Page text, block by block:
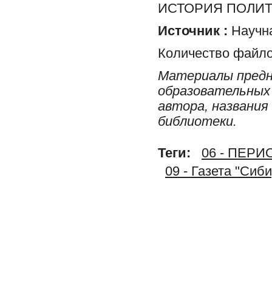
ИСТОРИЯ
Источник :
Количество
Материалы
автора,
библиотеки.
Теги:
06 -
09 - Газета